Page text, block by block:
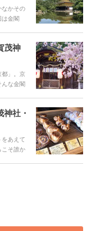
なかその
は金閣
茂神
都」。京
んな金閣
社・
あえて
こそ誰か